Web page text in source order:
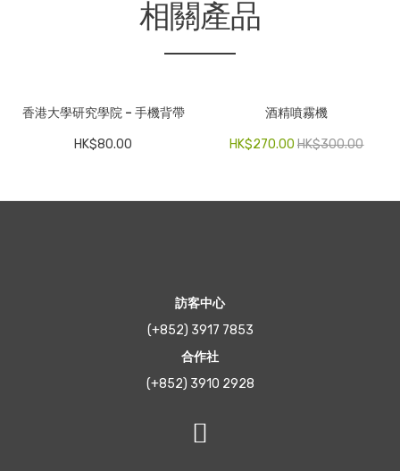
相關產品
香港大學研究學院 – 手機背帶
HK$80.00
酒精噴霧機
HK$300.00
HK$270.00
訪客中心
(+852) 3917 7853
合作社
(+852) 3910 2928